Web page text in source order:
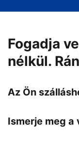
Fogadja
nélkül.
Az Ön
Ismerje meg a